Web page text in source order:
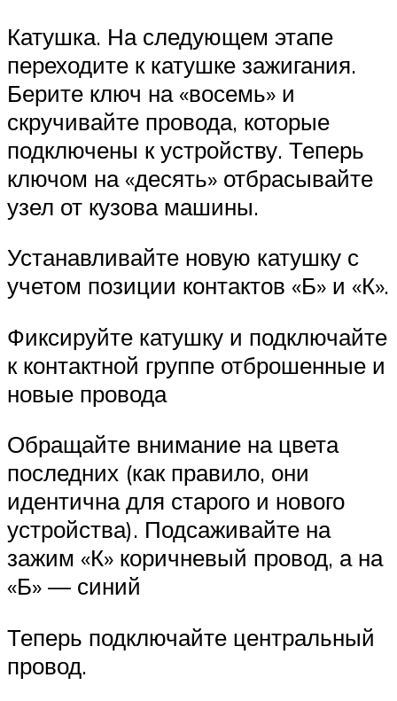
Катушка. На следующем этапе
переходите к катушке зажигания.
Берите ключ на «восемь» и
скручивайте провода, которые
подключены к устройству. Теперь
ключом на «десять» отбрасывайте
узел от кузова машины.
Устанавливайте новую катушку с
учетом позиции контактов «Б» и «К».
Фиксируйте катушку и подключайте
к контактной группе отброшенные и
новые провода
Обращайте внимание на цвета
последних (как правило, они
идентична для старого и нового
устройства). Подсаживайте на
зажим «К» коричневый провод, а на
«Б» — синий
Теперь подключайте центральный
провод.